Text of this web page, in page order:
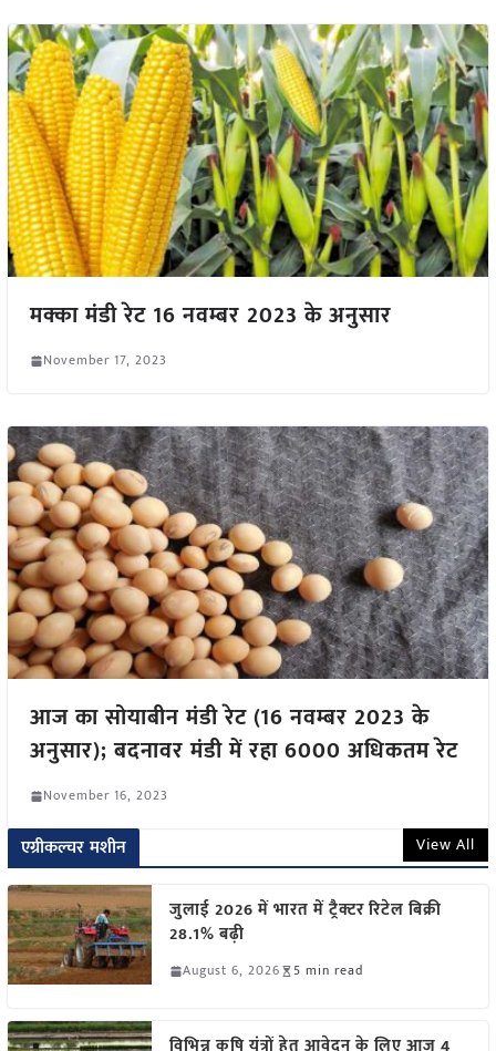
मक्का मंडी रेट 16 नवम्बर 2023 के अनुसार
November 17, 2023
आज का सोयाबीन मंडी रेट (16 नवम्बर 2023 के
अनुसार); बदनावर मंडी में रहा 6000 अधिकतम रेट
November 16, 2023
एग्रीकल्चर मशीन View All
जुलाई 2026 में भारत में ट्रैक्टर रिटेल बिक्री
28.1% बढ़ी
August 6, 2026 5 min read